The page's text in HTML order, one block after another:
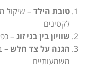
טובת הילד– שיקול
לקטינים
שוויון בין בני זוג–
הגנה על צד חלש –
משמעותיים